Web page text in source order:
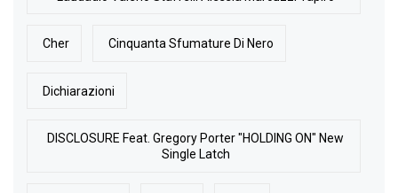
Cher Cinquanta Sfumature Di Nero
Dichiarazioni
DISCLOSURE Feat. Gregory Porter "HOLDING ON" New
Single Latch